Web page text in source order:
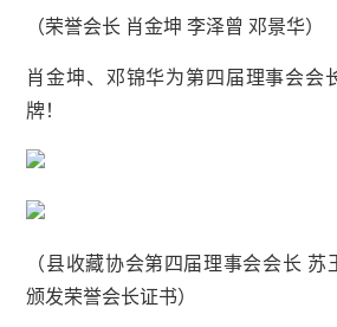
（荣誉会长 肖金坤 李泽曾 邓景华）
肖金坤、邓锦华为第四届理事会会
牌！
（县收藏协会第四届理事会会长 苏
颁发荣誉会长证书）